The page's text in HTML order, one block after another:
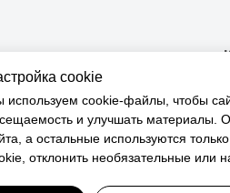
и поддержка
орам
cookie
используем cookie-файлы, чтобы
и улучшать материалы.
а остальные используются
отклонить необязательные или